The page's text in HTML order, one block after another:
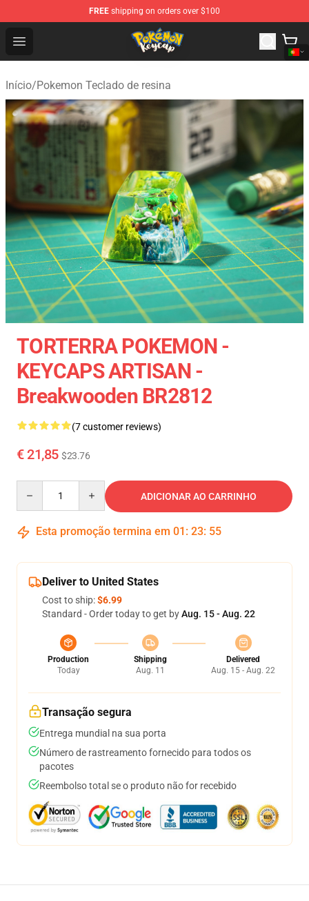
FREE shipping on orders over $100
Open menu
Pokemon Keycap Shop - The Best Store of Pokemon
Início/Pokemon Teclado de resina
TORTERRA POKEMON -
KEYCAPS ARTISAN -
Breakwooden BR2812
(7 customer reviews)
€ 21,85 $23.76
ADICIONAR AO CARRINHO
Esta promoção termina em 01 : 23: 54
Deliver to United States
Cost to ship:$6.99
Standard - Order today to get byAug. 15 - Aug. 22
Production
Today
Shipping
Aug. 11
Delivered
Aug. 15 - Aug. 22
Transação segura
Entrega mundial na sua porta
Número de rastreamento fornecido para todos os
pacotes
Reembolso total se o produto não for recebido